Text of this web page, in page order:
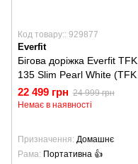
Код товару:: 929877
Everfit
Бігова доріжка Everfit TFK
135 Slim Pearl White (TFK-
135-SLIM-W)
22 499 грн 24 999 грн
Немає в наявності
Призначення Домашнє
Рама Портативна 👍